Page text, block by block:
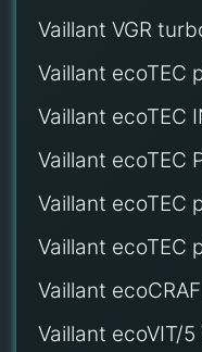
Vaillant VGR
Vaillant ecoTEC
Vaillant ecoTEC
Vaillant ecoTEC
Vaillant ecoTEC
Vaillant ecoTEC
Vaillant
Vaillant ecoVIT/5